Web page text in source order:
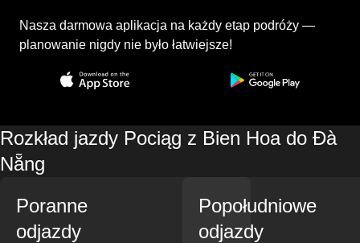
Nasza darmowa aplikacja na każdy etap podróży —
planowanie nigdy nie było łatwiejsze!
Rozkład jazdy Pociąg z Bien Hoa do Đà
Nẵng
Poranne
odjazdy
Popołudniowe
odjazdy